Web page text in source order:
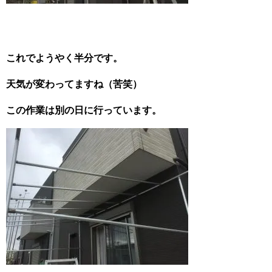
これでようやく半分です。
天気が変わってますね（苦笑）
この作業は別の日に行っています。